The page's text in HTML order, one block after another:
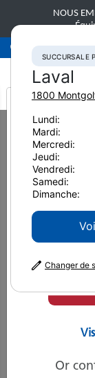
NOUS
Succursale
Home Accessoires
It
Or
SUCCURSALE
Laval
1800
Lundi:
Mardi:
Mercredi:
Jeudi:
Vendredi:
Samedi:
Dimanche:
Changer de